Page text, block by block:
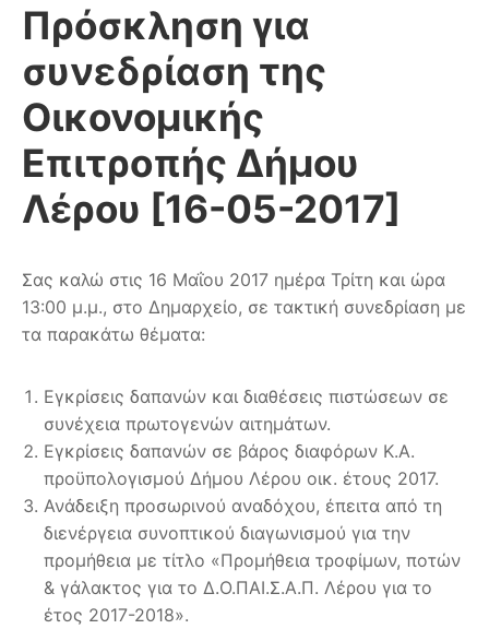
Πρόσκληση για
συνεδρίαση της
Οικονομικής
Επιτροπής Δήμου
Λέρου [16-05-2017]
Σας καλώ στις 16 Μαΐου 2017 ημέρα Τρίτη και ώρα
13:00 μ.μ., στο Δημαρχείο, σε τακτική συνεδρίαση με
τα παρακάτω θέματα:
Εγκρίσεις δαπανών και διαθέσεις πιστώσεων σε
συνέχεια πρωτογενών αιτημάτων.
Εγκρίσεις δαπανών σε βάρος διαφόρων Κ.Α.
προϋπολογισμού Δήμου Λέρου οικ. έτους 2017.
Ανάδειξη προσωρινού αναδόχου, έπειτα από τη
διενέργεια συνοπτικού διαγωνισμού για την
προμήθεια με τίτλο «Προμήθεια τροφίμων, ποτών
& γάλακτος για το Δ.Ο.ΠΑΙ.Σ.Α.Π. Λέρου για το
έτος 2017-2018».